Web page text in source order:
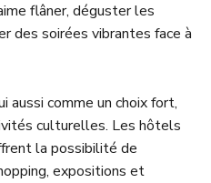
flâner, déguster les
des soirées vibrantes face à
aussi comme un choix fort,
culturelles. Les hôtels
la possibilité de
expositions et